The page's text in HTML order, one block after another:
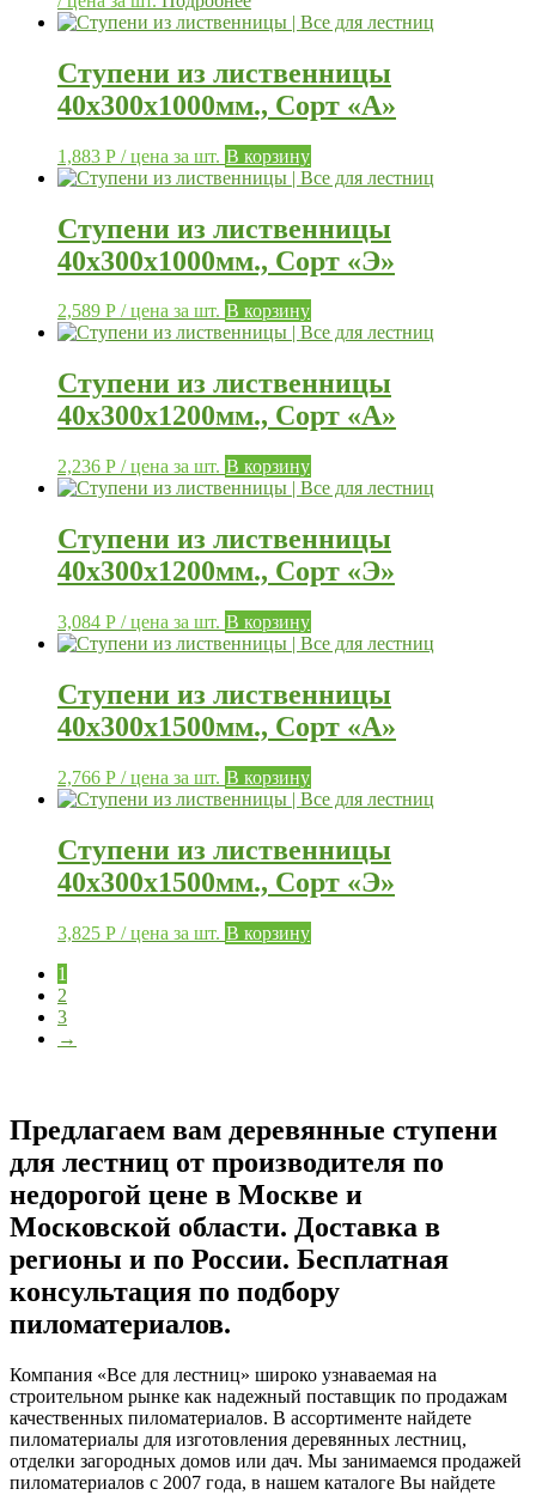
Ступени из лиственницы
40х300х1000мм., Сорт «А»
1,883 Р / цена за шт. В корзину
Ступени из лиственницы
40х300х1000мм., Сорт «Э»
2,589 Р / цена за шт. В корзину
Ступени из лиственницы
40х300х1200мм., Сорт «А»
2,236 Р / цена за шт. В корзину
Ступени из лиственницы
40х300х1200мм., Сорт «Э»
3,084 Р / цена за шт. В корзину
Ступени из лиственницы
40х300х1500мм., Сорт «А»
2,766 Р / цена за шт. В корзину
Ступени из лиственницы
40х300х1500мм., Сорт «Э»
3,825 Р / цена за шт. В корзину
1
2
3
→
Предлагаем вам деревянные ступени
для лестниц от производителя по
недорогой цене в Москве и
Московской области. Доставка в
регионы и по России. Бесплатная
консультация по подбору
пиломатериалов.
Компания «Все для лестниц» широко узнаваемая на
строительном рынке как надежный поставщик по продажам
качественных пиломатериалов. В ассортименте найдете
пиломатериалы для изготовления деревянных лестниц,
отделки загородных домов или дач. Мы занимаемся продажей
пиломатериалов с 2007 года, в нашем каталоге Вы найдете